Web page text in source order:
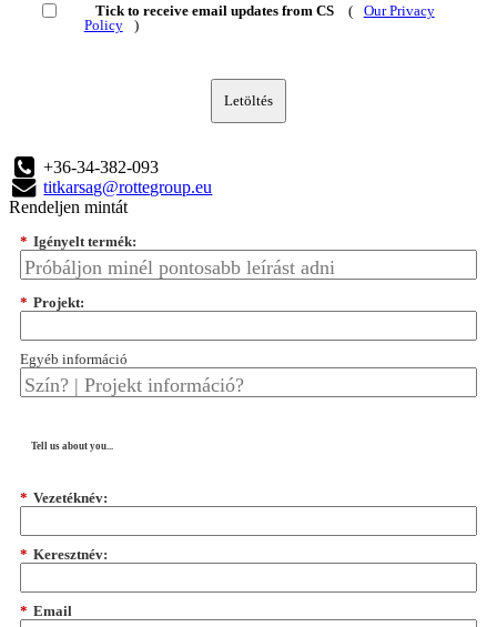
Tick to receive email updates from CS (
Our Privacy
Policy
)
Letöltés
+36-34-382-093
titkarsag@rottegroup.eu
Rendeljen mintát
* Igényelt termék:
* Projekt:
Egyéb információ
Tell us about you...
* Vezetéknév:
* Keresztnév:
* Email